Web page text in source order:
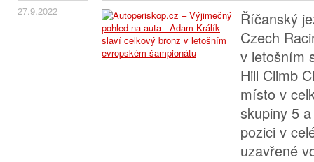
27.9.2022
Říčanský
Czech
v letošním
Hill Climb
místo v
skupiny 5
pozici v
uzavřené